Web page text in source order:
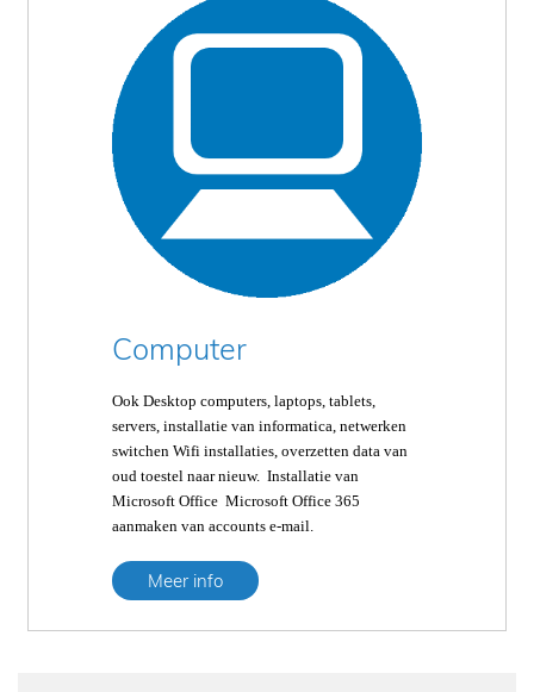
Computer
Ook Desktop computers, laptops, tablets,
servers, installatie van informatica, netwerken
switchen Wifi installaties, overzetten data van
oud toestel naar nieuw. Installatie van
Microsoft Office Microsoft Office 365
aanmaken van accounts e-mail.
Meer info